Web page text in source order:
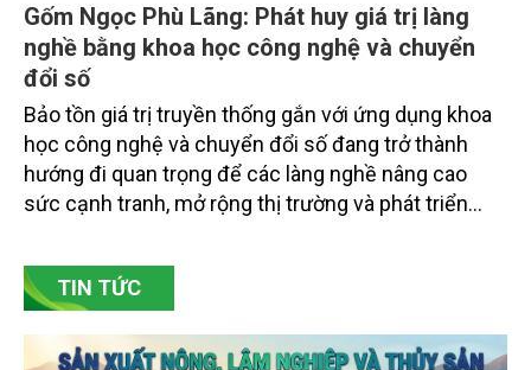
Gốm Ngọc Phù Lãng: Phát huy giá trị làng
nghề bằng khoa học công nghệ và chuyển
đổi số
Bảo tồn giá trị truyền thống gắn với ứng dụng khoa
học công nghệ và chuyển đổi số đang trở thành
hướng đi quan trọng để các làng nghề nâng cao
sức cạnh tranh, mở rộng thị trường và phát triển
Bắc Ninh, nhiều nghệ nhân và cơ sở sản xuất đã
chủ động đổi mới tư duy, đầu tư công nghệ, xây
TIN TỨC